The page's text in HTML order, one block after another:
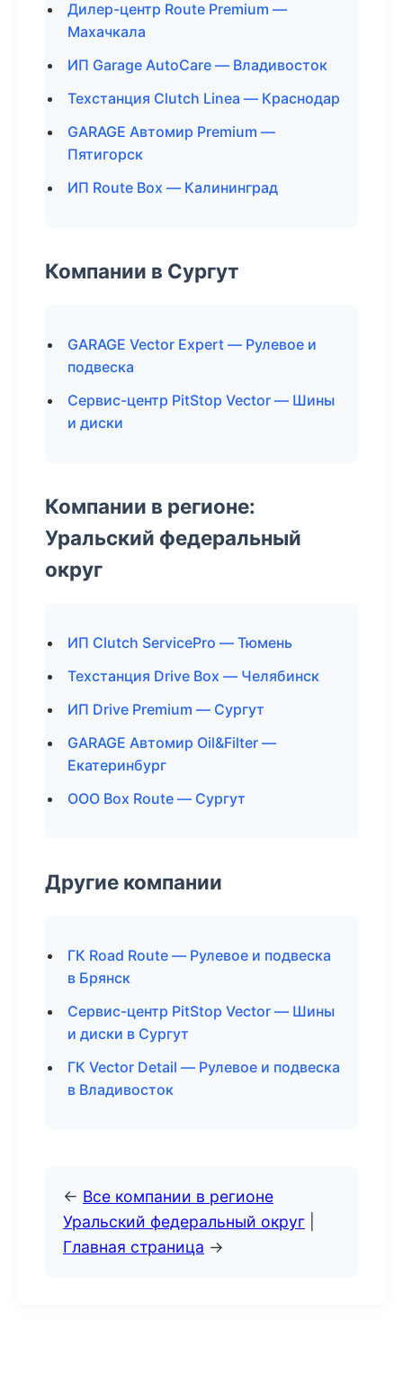
Дилер-центр Route Premium —
Махачкала
ИП Garage AutoCare — Владивосток
Техстанция Clutch Linea — Краснодар
GARAGE Автомир Premium —
Пятигорск
ИП Route Box — Калининград
Компании в Сургут
GARAGE Vector Expert — Рулевое и
подвеска
Сервис-центр PitStop Vector — Шины
и диски
Компании в регионе:
Уральский федеральный
округ
ИП Clutch ServicePro — Тюмень
Техстанция Drive Box — Челябинск
ИП Drive Premium — Сургут
GARAGE Автомир Oil&Filter —
Екатеринбург
ООО Box Route — Сургут
Другие компании
ГК Road Route — Рулевое и подвеска
в Брянск
Сервис-центр PitStop Vector — Шины
и диски в Сургут
ГК Vector Detail — Рулевое и подвеска
в Владивосток
← Все компании в регионе
Уральский федеральный округ
Главная страница →